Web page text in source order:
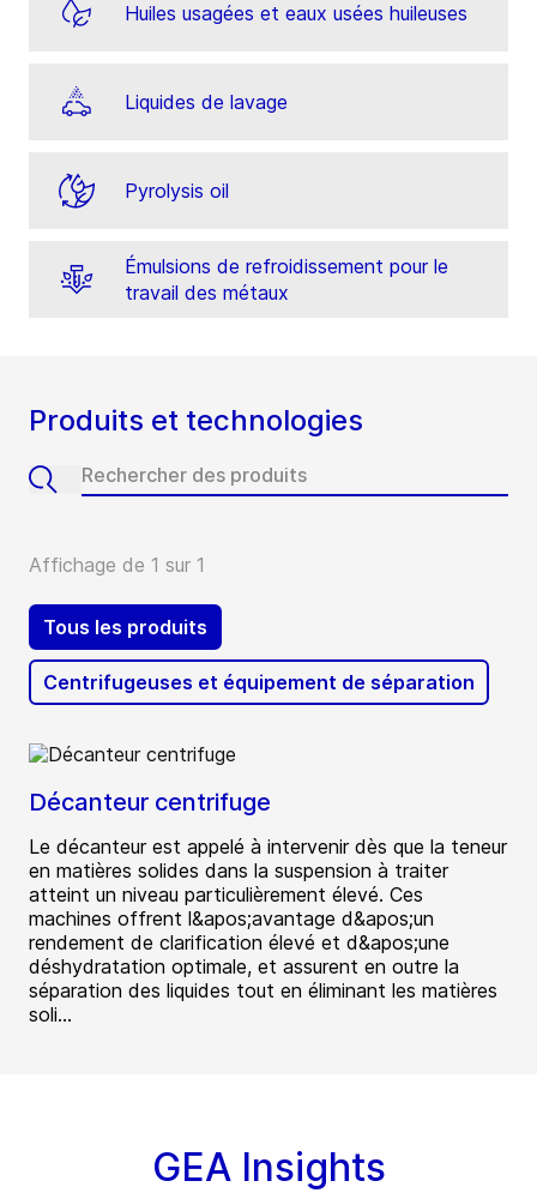
Huiles usagées et eaux usées huileuses
Liquides de lavage
Pyrolysis oil
Émulsions de refroidissement pour le
travail des métaux
Produits et technologies
Affichage de 1 sur 1
Tous les produits
Centrifugeuses et équipement de séparation
Décanteur centrifuge
Le décanteur est appelé à intervenir dès que la teneur
en matières solides dans la suspension à traiter
atteint un niveau particulièrement élevé. Ces
machines offrent l&apos;avantage d&apos;un
rendement de clarification élevé et d&apos;une
déshydratation optimale, et assurent en outre la
séparation des liquides tout en éliminant les matières
soli...
GEA Insights